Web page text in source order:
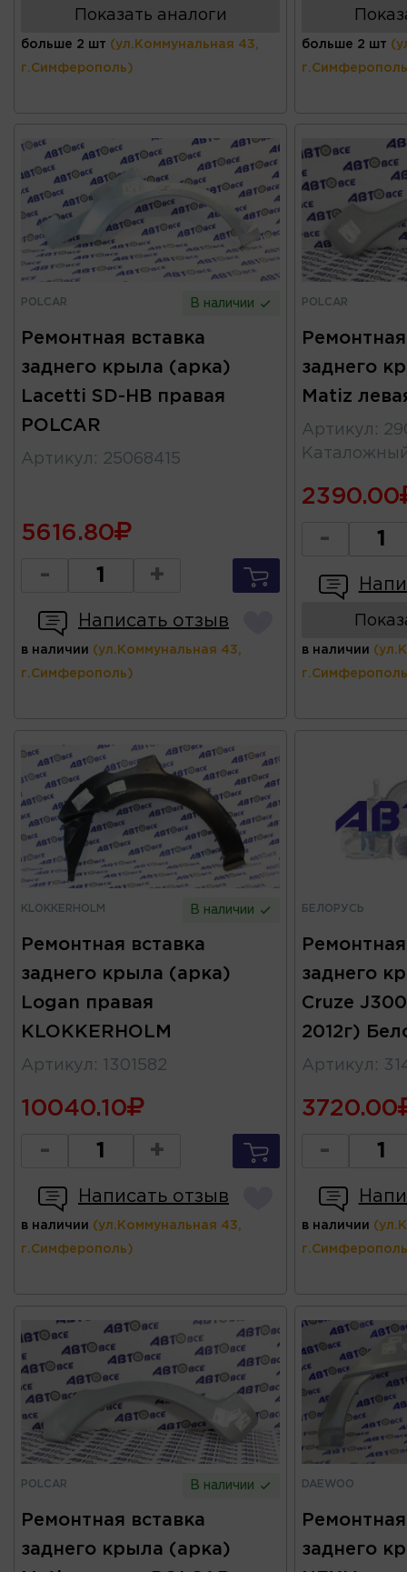
Показать аналоги
больше 2 шт (ул.Коммунальная 43,
г.Симферополь)
больше 2 шт
POLCAR В наличии
Ремонтная вставка
заднего крыла (арка)
Lacetti SD-HB правая
POLCAR
Артикул : 25068415
5616.80
- +
Написать отзыв
в наличии (ул.Коммунальная 43,
г.Симферополь)
POLCAR
заднего
Matiz
Артикул :
2390.00
-
в наличии
KLOKKERHOLM В наличии
Ремонтная вставка
заднего крыла (арка)
Logan правая
KLOKKERHOLM
Артикул : 1301582
10040.10
- +
Написать отзыв
в наличии (ул.Коммунальная 43,
г.Симферополь)
БЕЛОРУСЬ
заднего
Cruze
2012г)
Артикул :
3720.00
-
в наличии
POLCAR В наличии
Ремонтная вставка
заднего крыла (арка)
DAEWOO
заднего